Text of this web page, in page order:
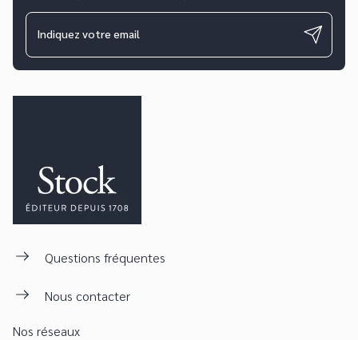
Indiquez votre email
Questions fréquentes
Nous contacter
Nos réseaux